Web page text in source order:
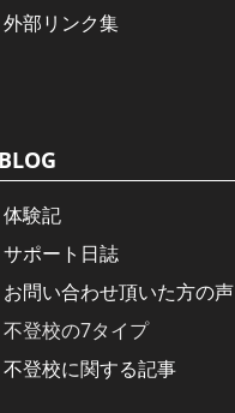
外部リンク集
BLOG
体験記
サポート日誌
お問い合わせ頂いた方の声
不登校の7タイプ
不登校に関する記事